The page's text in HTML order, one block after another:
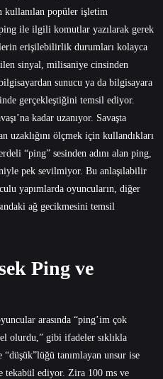
kullanılan popüler işletim
ile ilgili komutlar yazılarak gerek
erişilebilirlik durumları kolayca
sinyal, milisaniye cinsinden
sunucu ya da bilgisayara
gerçekleştiğini temsil ediyor.
kadar uzanıyor. Savaşta
uzaklığını ölçmek için kullandıkları
“ping” sesinden adını alan ping,
pek sevilmiyor. Bu anlaşılabilir
yapımlarda oyuncuların, diğer
ağ gecikmesini temsil
Ping ve
arasında “ping’im çok
olurdu,” gibi ifadeler sıklıkla
tanımlayan unsur ise
tekabül ediyor. Zira 100 ms ve